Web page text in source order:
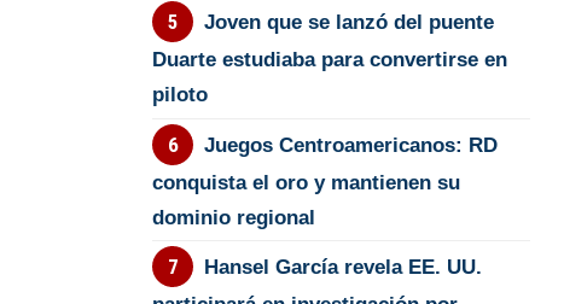
Joven que se lanzó del puente
Duarte estudiaba para convertirse en
piloto
Juegos Centroamericanos: RD
conquista el oro y mantienen su
dominio regional
Hansel García revela EE. UU.